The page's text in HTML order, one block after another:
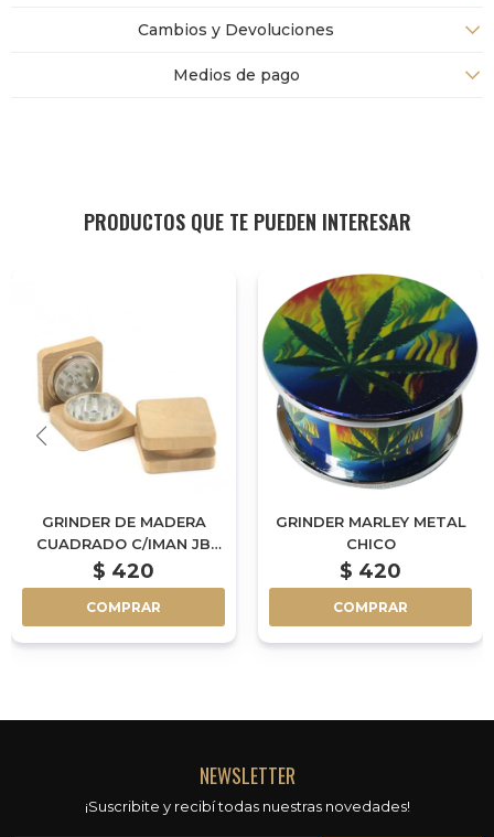
Cambios y Devoluciones
Medios de pago
PRODUCTOS QUE TE PUEDEN INTERESAR
GRINDER DE MADERA
CUADRADO C/IMAN JB
(DSM-12/WDC)
$ 420
COMPRAR
GRINDER MARLEY METAL
CHICO
$ 420
COMPRAR
NEWSLETTER
¡Suscribite y recibí todas nuestras novedades!